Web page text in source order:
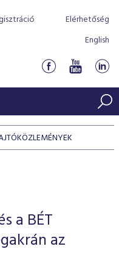
Elérhetőség
English
bevezetését
a BÉT
az